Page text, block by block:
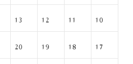
10
11
12
13
17
18
19
20